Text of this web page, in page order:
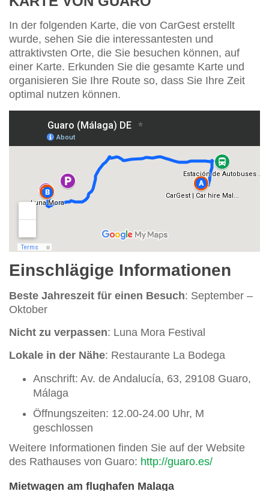
In der folgenden Karte, die von CarGest erstellt
wurde, sehen Sie die interessantesten und
attraktivsten Orte, die Sie besuchen können, auf
einer Karte. Erkunden Sie die gesamte Karte und
organisieren Sie Ihre Route so, dass Sie Ihre Zeit
optimal nutzen können.
Einschlägige Informationen
Beste Jahreszeit für einen Besuch: September –
Oktober
Nicht zu verpassen: Luna Mora Festival
Lokale in der Nähe: Restaurante La Bodega
Anschrift: Av. de Andalucía, 63, 29108 Guaro,
Málaga
Öffnungszeiten: 12.00-24.00 Uhr, M
geschlossen
Weitere Informationen finden Sie auf der Website
des Rathauses von Guaro: http://guaro.es/
Mietwagen am flughafen Malaga